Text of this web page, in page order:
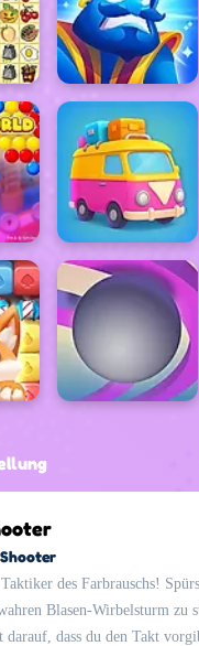
des Farbrauschs!
Blasen-Wirbelsturm zu
darauf, dass du den Takt